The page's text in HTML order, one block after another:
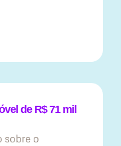
de R$ 71 mil
sobre o